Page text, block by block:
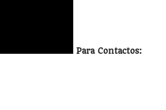
Para Contactos: